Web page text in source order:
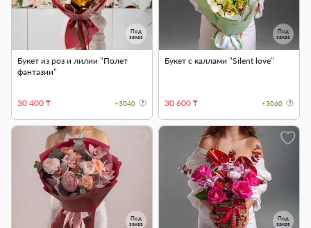
Под
заказ
Букет из роз и лилии "Полет
фантазии"
30 400 ₸ +3040
Под
заказ
Букет с каллами "Silent love"
30 600 ₸ +3060
Под
заказ
Под
заказ